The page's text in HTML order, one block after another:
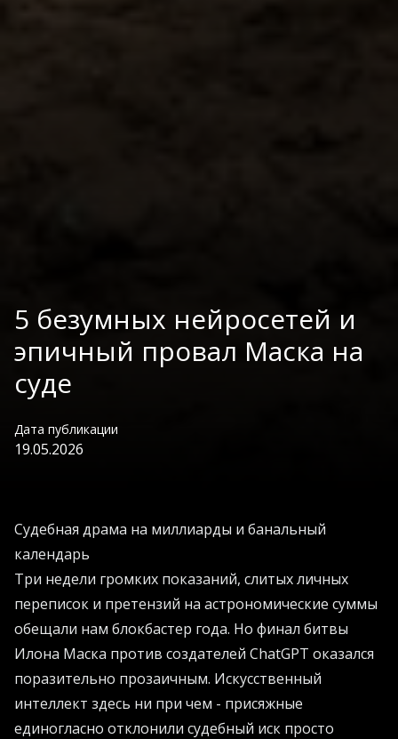
5 безумных нейросетей и
эпичный провал Маска на
суде
Дата публикации
19.05.2026
Судебная драма на миллиарды и банальный
календарь
Три недели громких показаний, слитых личных
переписок и претензий на астрономические суммы
обещали нам блокбастер года. Но финал битвы
Илона Маска против создателей ChatGPT оказался
поразительно прозаичным. Искусственный
интеллект здесь ни при чем - присяжные
единогласно отклонили судебный иск просто